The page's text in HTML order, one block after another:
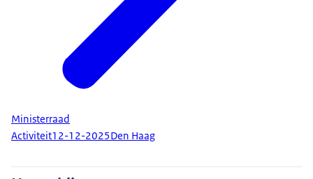
Ministerraad
Activiteit12-12-2025Den Haag